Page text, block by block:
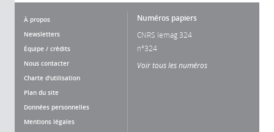
À propos
Newsletters
Équipe / crédits
Nous contacter
Charte d'utilisation
Plan du site
Données personnelles
Mentions légales
Numéros papiers
CNRS lemag 324
n°324
Voir tous les numéros